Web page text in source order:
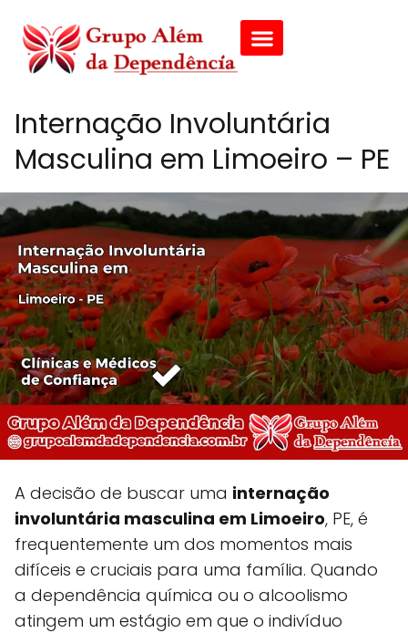
Internação Involuntária
Masculina em Limoeiro – PE
A decisão de buscar uma internação
involuntária masculina em Limoeiro, PE, é
frequentemente um dos momentos mais
difíceis e cruciais para uma família. Quando
a dependência química ou o alcoolismo
atingem um estágio em que o indivíduo